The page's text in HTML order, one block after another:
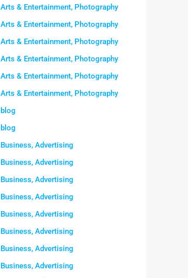
Arts & Entertainment, Photography
Arts & Entertainment, Photography
Arts & Entertainment, Photography
Arts & Entertainment, Photography
Arts & Entertainment, Photography
Arts & Entertainment, Photography
blog
blog
Business, Advertising
Business, Advertising
Business, Advertising
Business, Advertising
Business, Advertising
Business, Advertising
Business, Advertising
Business, Advertising